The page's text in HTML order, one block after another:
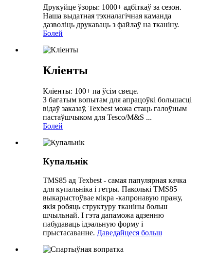
Друкуйце ўзоры: 1000+ адбіткаў за сезон.
Наша выдатная тэхналагічная каманда
дазволіць друкаваць з файлаў на тканіну.
Болей
Кліенты
Кліенты: 100+ па ўсім свеце.
З багатым вопытам для апрацоўкі большасці
відаў заказаў, Texbest можа стаць галоўным
пастаўшчыком для Tesco/M&S ...
Болей
Купальнік
TMS85 ад Texbest - самая папулярная качка
для купальніка і гетры. Паколькі TMS85
выкарыстоўвае мікра -капронавую пражу,
якія робяць структуру тканіны больш
шчыльнай. І гэта дапаможа адзенню
пабудаваць ідэальную форму і
прыстасаванне. Даведайцеся больш